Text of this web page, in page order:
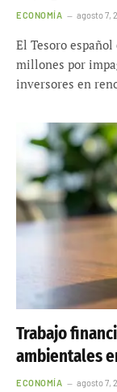
ECONOMÍA agosto 7,
El Tesoro
millones por
inversores en
Trabajo
ambientales
ECONOMÍA agosto 7,